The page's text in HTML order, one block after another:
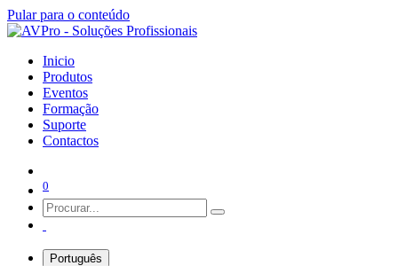
Pular para o conteúdo
Inicio
Produtos
Eventos
Formação
Suporte
Contactos
0
Português